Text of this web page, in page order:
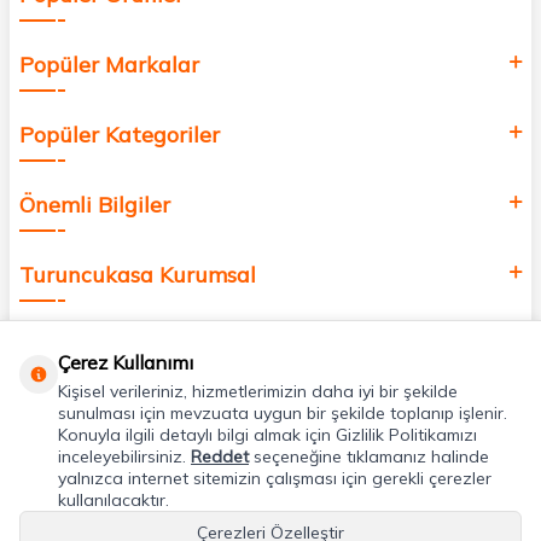
Popüler Markalar
Popüler Kategoriler
Önemli Bilgiler
Turuncukasa Kurumsal
Uygulamalarımız
Adres & İletişim
Çerez Kullanımı
Kişisel verileriniz, hizmetlerimizin daha iyi bir şekilde
sunulması için mevzuata uygun bir şekilde toplanıp işlenir.
Konuyla ilgili detaylı bilgi almak için Gizlilik Politikamızı
inceleyebilirsiniz. Reddetseçeneğine tıklamanız halinde
yalnızca internet sitemizin çalışması için gerekli çerezler
kullanılacaktır.
Çerezleri Özelleştir